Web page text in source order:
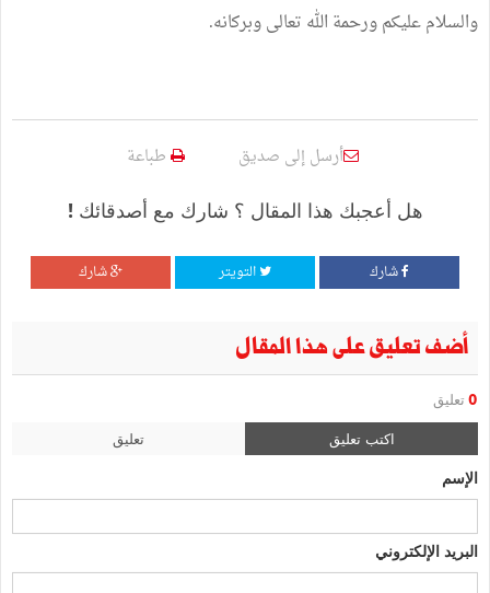
والسلام عليكم ورحمة الله تعالى وبركانه.
أرسل إلى صديق طباعة
هل أعجبك هذا المقال ؟ شارك مع أصدقائك !
شارك التويتر شارك
أضف تعليق على هذا المقال
0 تعليق
اكتب تعليق تعليق
الإسم
البريد الإلكتروني